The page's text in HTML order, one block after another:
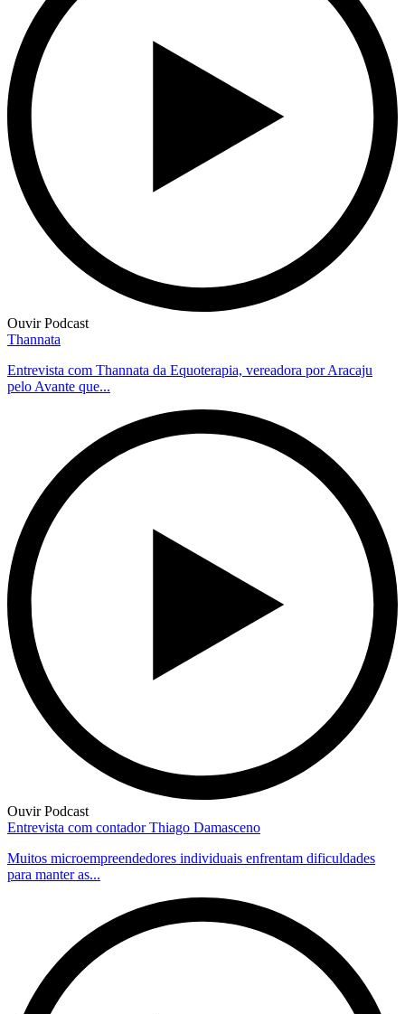
Ouvir Podcast
Thannata
Entrevista com Thannata da Equoterapia, vereadora por Aracaju
pelo Avante que...
Ouvir Podcast
Entrevista com contador Thiago Damasceno
Muitos microempreendedores individuais enfrentam dificuldades
para manter as...